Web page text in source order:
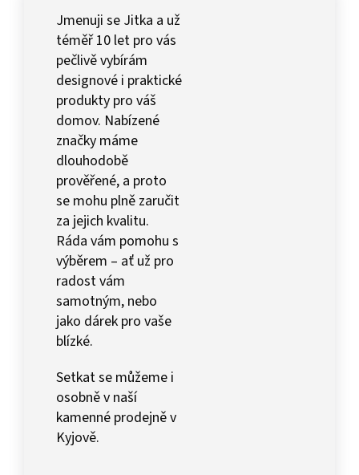
Jmenuji se Jitka a už
téměř 10 let pro vás
pečlivě vybírám
designové i praktické
produkty pro váš
domov. Nabízené
značky máme
dlouhodobě
prověřené, a proto
se mohu plně zaručit
za jejich kvalitu.
Ráda vám pomohu s
výběrem – ať už pro
radost vám
samotným, nebo
jako dárek pro vaše
blízké.
Setkat se můžeme i
osobně v naší
kamenné prodejně v
Kyjově.